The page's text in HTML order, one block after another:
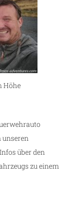
Höhe
unseren
über den
zu einem